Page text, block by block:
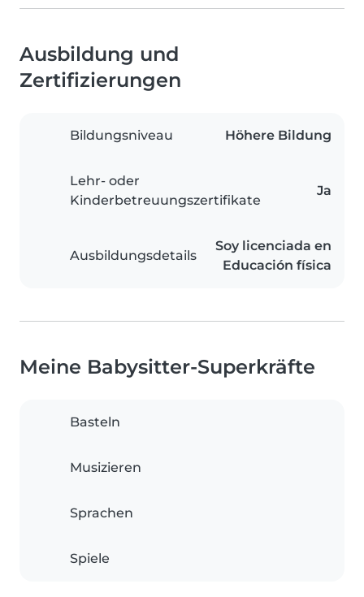
Ausbildung und
Zertifizierungen
Bildungsniveau Höhere Bildung
Lehr- oder
Kinderbetreuungszertifikate
Ja
Ausbildungsdetails
Soy licenciada en
Educación física
Meine Babysitter-Superkräfte
Basteln
Musizieren
Sprachen
Spiele